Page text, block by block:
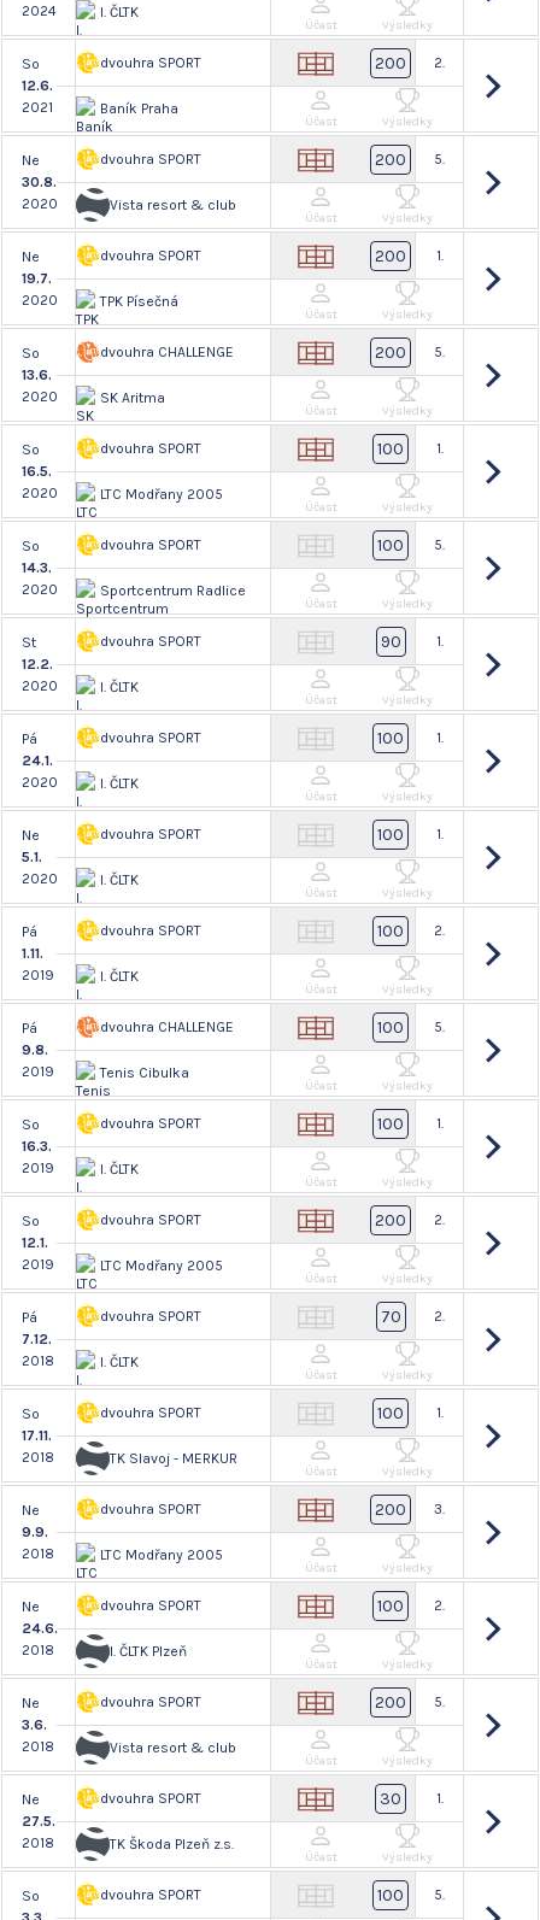
2024
I. ČLTK
Účast Výsledky
So
12.6.
2021
dvouhra SPORT
Baník Praha
200 2.
Účast Výsledky
Ne
30.8.
2020
dvouhra SPORT
Vista resort & club
200 5.
Účast Výsledky
Ne
19.7.
2020
dvouhra SPORT
TPK Písečná
200 1.
Účast Výsledky
So
13.6.
2020
dvouhra CHALLENGE
SK Aritma
200 5.
Účast Výsledky
So
16.5.
2020
dvouhra SPORT
LTC Modřany 2005
100 1.
Účast Výsledky
So
14.3.
2020
dvouhra SPORT
Sportcentrum Radlice
100 5.
Účast Výsledky
St
12.2.
2020
dvouhra SPORT
I. ČLTK
90 1.
Účast Výsledky
Pá
24.1.
2020
dvouhra SPORT
I. ČLTK
100 1.
Účast Výsledky
Ne
5.1.
2020
dvouhra SPORT
I. ČLTK
100 1.
Účast Výsledky
Pá
1.11.
2019
dvouhra SPORT
I. ČLTK
100 2.
Účast Výsledky
Pá
9.8.
2019
dvouhra CHALLENGE
Tenis Cibulka
100 5.
Účast Výsledky
So
16.3.
2019
dvouhra SPORT
I. ČLTK
100 1.
Účast Výsledky
So
12.1.
2019
dvouhra SPORT
LTC Modřany 2005
200 2.
Účast Výsledky
Pá
7.12.
2018
dvouhra SPORT
I. ČLTK
70 2.
Účast Výsledky
So
17.11.
2018
dvouhra SPORT
TK Slavoj - MERKUR
100 1.
Účast Výsledky
Ne
9.9.
2018
dvouhra SPORT
LTC Modřany 2005
200 3.
Účast Výsledky
Ne
24.6.
2018
dvouhra SPORT
I. ČLTK Plzeň
100 2.
Účast Výsledky
Ne
3.6.
2018
dvouhra SPORT
Vista resort & club
200 5.
Účast Výsledky
Ne
27.5.
2018
dvouhra SPORT
TK Škoda Plzeň z.s.
30 1.
Účast Výsledky
So
dvouhra SPORT 100 5.